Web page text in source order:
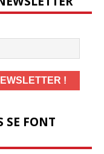
SE FONT